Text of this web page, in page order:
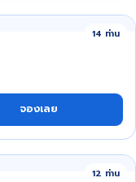
14 ท่าน
จองเลย
12 ท่าน